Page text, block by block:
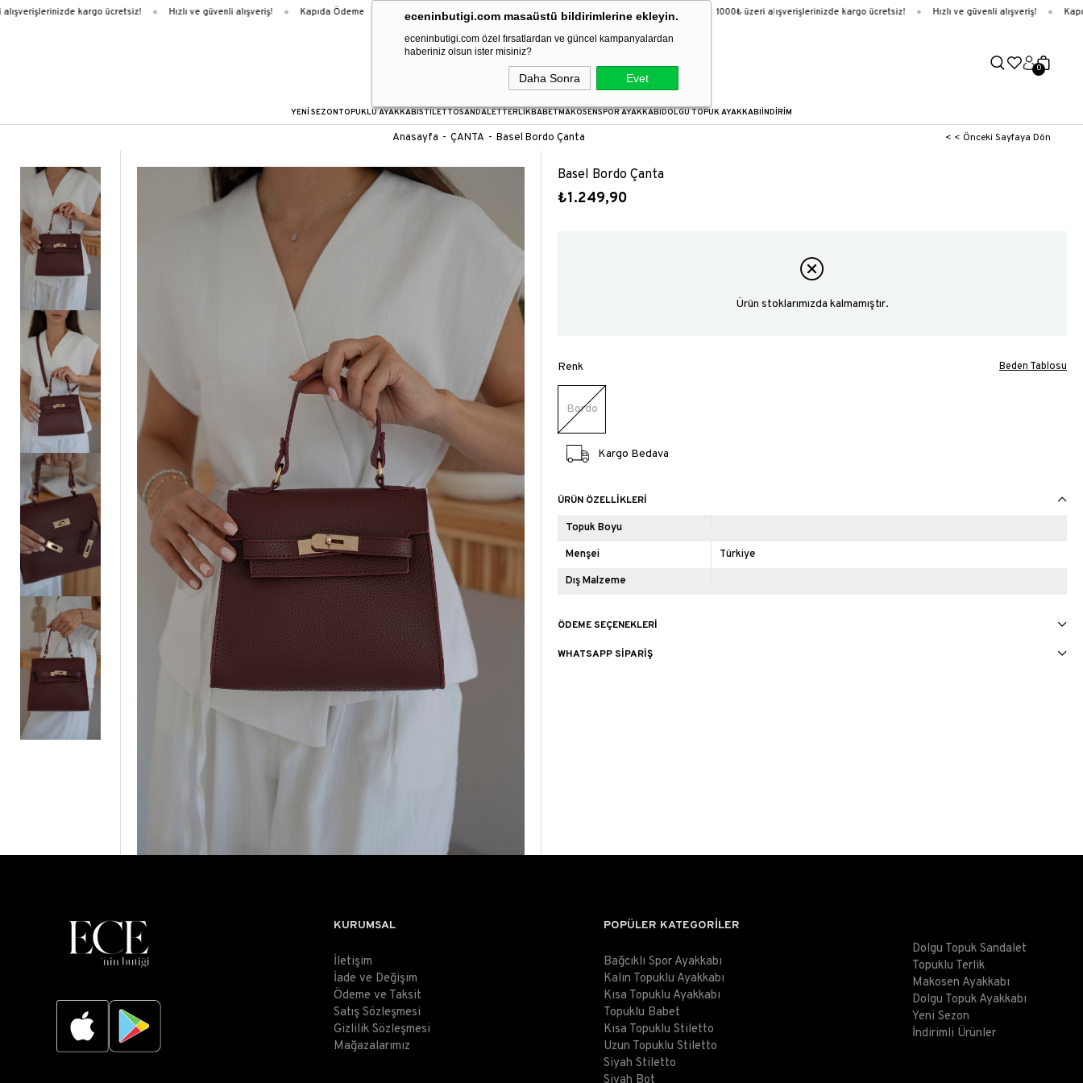
eceninbutigi.com masaüstü bildirimlerine ekleyin.
eceninbutigi.com özel fırsatlardan ve güncel kampanyalardan
haberiniz olsun ister misiniz?
Daha Sonra Evet
kargo ücretsiz! Hızlı ve güvenli alışveriş! Kapıda Ödeme 9 Taksit Fırsatı 16:00’a kadar verilen siparişler aynı gün kargoda! 1000₺ üzeri alışverişlerinizde kargo ücretsiz! Hızlı ve güvenli alışveriş!
0
YENİ SEZONTOPUKLU AYAKKABISTİLETTOSANDALETTERLİKBABETMAKOSENSPOR AYAKKABIDOLGU TOPUK AYAKKABIİNDİRİM
Anasayfa ÇANTA Basel Bordo Çanta < < Önceki Sayfaya Dön
Basel Bordo Çanta
₺1.249,90
Ürün stoklarımızda kalmamıştır.
Renk
Bordo
Beden Tablosu
Kargo Bedava
ÜRÜN ÖZELLIKLERI
Topuk Boyu
Menşei Türkiye
Dış Malzeme
ÖDEME SEÇENEKLERI
WHATSAPP SIPARIŞ
KURUMSAL
İletişim
İade ve Değişim
Ödeme ve Taksit
Satış Sözleşmesi
Gizlilik Sözleşmesi
Mağazalarımız
POPÜLER KATEGORİLER
Bağcıklı Spor Ayakkabı
Kalın Topuklu Ayakkabı
Kısa Topuklu Ayakkabı
Topuklu Babet
Kısa Topuklu Stiletto
Uzun Topuklu Stiletto
Siyah Stiletto
Dolgu Topuk Sandalet
Topuklu Terlik
Makosen Ayakkabı
Dolgu Topuk Ayakkabı
Yeni Sezon
İndirimli Ürünler